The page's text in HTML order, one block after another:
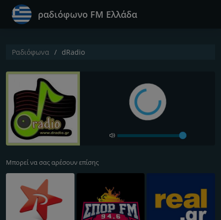
ραδιόφωνο FM Ελλάδα
Ραδιόφωνα dRadio
Μπορεί να σας αρέσουν επίσης